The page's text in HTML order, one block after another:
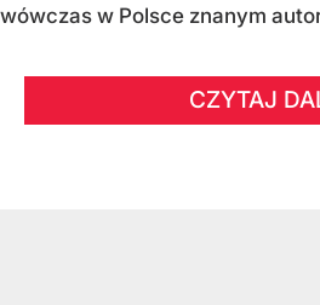
wówczas w Polsce znanym
CZYTAJ